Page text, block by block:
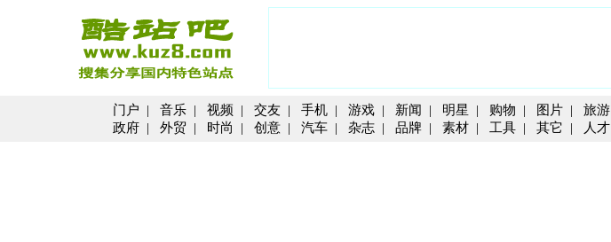
门户 | 音乐 | 视频 | 交友 | 手机 | 游戏 | 新闻 | 明星 | 购物 | 图片 | 旅游
政府 | 外贸 | 时尚 | 创意 | 汽车 | 杂志 | 品牌 | 素材 | 工具 | 其它 | 人才